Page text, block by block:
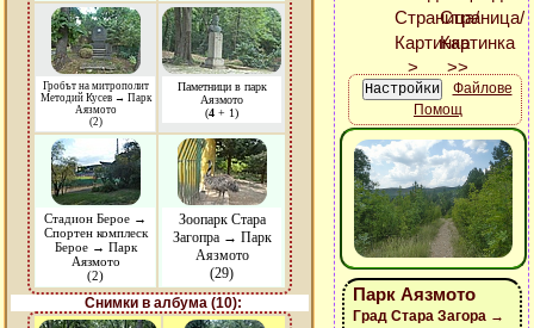
Гробът на митрополит
Методий Кусев → Парк
Аязмото
(2)
Паметници в парк
Аязмото
(4 + 1)
Стадион Берое →
Спортен комплеск
Берое → Парк
Аязмото
(2)
Зоопарк Стара
Загопра → Парк
Аязмото
(29)
Снимки в албума (10):
Файлове
Помощ
Парк Аязмото
Град Стара Загора →